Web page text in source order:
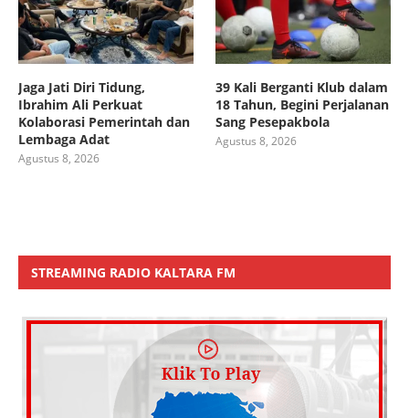
Jaga Jati Diri Tidung,
Ibrahim Ali Perkuat
Kolaborasi Pemerintah dan
Lembaga Adat
Agustus 8, 2026
39 Kali Berganti Klub dalam
18 Tahun, Begini Perjalanan
Sang Pesepakbola
Agustus 8, 2026
STREAMING RADIO KALTARA FM